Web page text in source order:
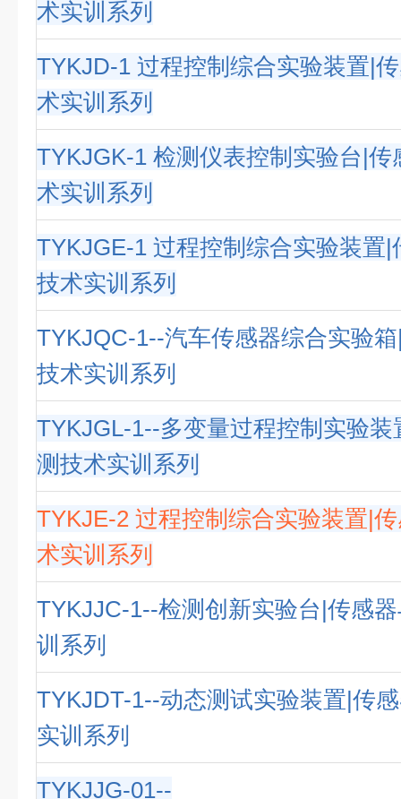
术实训系列
TYKJD-1 过程控制综合实验装置|
术实训系列
TYKJGK-1 检测仪表控制实验台|传
术实训系列
TYKJGE-1 过程控制综合实验装置|
技术实训系列
TYKJQC-1--汽车传感器综合实验
技术实训系列
TYKJGL-1--多变量过程控制实验
测技术实训系列
TYKJE-2 过程控制综合实验装置|
术实训系列
TYKJJC-1--检测创新实验台|传感
训系列
TYKJDT-1--动态测试实验装置|传
实训系列
TYKJJG-01--